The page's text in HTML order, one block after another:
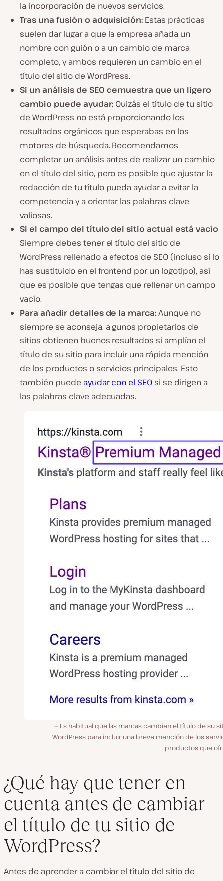
la incorporación de nuevos servicios.
Tras una fusión o adquisición: Estas prácticas
suelen dar lugar a que la empresa añada un
nombre con guión o a un cambio de marca
completo, y ambos requieren un cambio en el
título del sitio de WordPress.
Si un análisis de SEO demuestra que un ligero
cambio puede ayudar: Quizás el título de tu sitio
de WordPress no está proporcionando los
resultados orgánicos que esperabas en los
motores de búsqueda. Recomendamos
completar un análisis antes de realizar un cambio
en el título del sitio, pero es posible que ajustar la
redacción de tu título pueda ayudar a evitar la
competencia y a orientar las palabras clave
valiosas.
Si el campo del título del sitio actual está vacío
Siempre debes tener el título del sitio de
WordPress rellenado a efectos de SEO (incluso si lo
has sustituido en el frontend por un logotipo), así
que es posible que tengas que rellenar un campo
vacío.
Para añadir detalles de la marca:Aunque no
siempre se aconseja, algunos propietarios de
sitios obtienen buenos resultados si amplían el
título de su sitio para incluir una rápida mención
de los productos o servicios principales. Esto
también puede ayudar con el SEO si se dirigen a
las palabras clave adecuadas.
Es habitual que las marcas cambien el título de su
WordPress para incluir una breve mención de los
productos que
¿Qué hay que tener en
cuenta antes de cambiar
el título de tu sitio de
WordPress?
Antes de aprender a cambiar el título del sitio de